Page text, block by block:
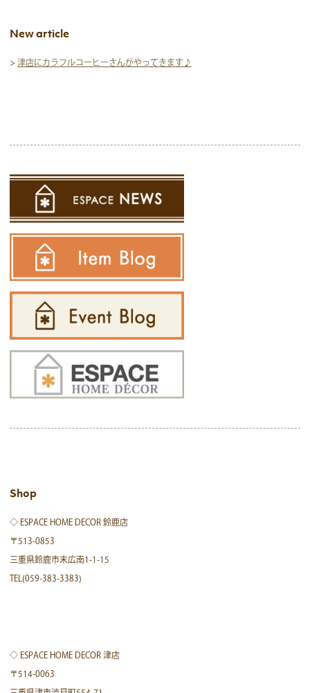
New article
>津店にカラフルコーヒーさんがやってきます♪
Shop
◇ ESPACE HOME DECOR 鈴鹿店
〒513-0853
三重県鈴鹿市末広南1-1-15
TEL(059-383-3383)
◇ ESPACE HOME DECOR 津店
〒514-0063